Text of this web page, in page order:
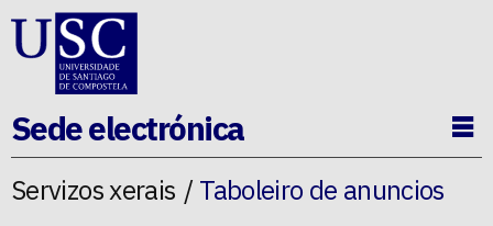
Ir ao contido da p�xina
Sede electrónica
Servizos xerais Taboleiro de anuncios